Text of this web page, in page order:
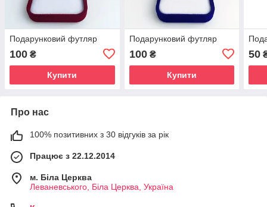
Подарунковий футляр
100 ₴
Купити
Подарунковий футляр
100₴
Купити
50
Про нас
100% позитивних з 30 відгуків за рік
Працює з 22.12.2014
м. Біла Церква
Леваневського, Біла Церква, Україна